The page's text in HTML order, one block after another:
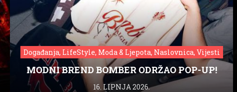
Događanja, LifeStyle, Moda & Ljepota, Naslovnica, Vijesti
MODNI BREND BOMBER ODRŽAO POP-UP!
16. LIPNJA 2026.